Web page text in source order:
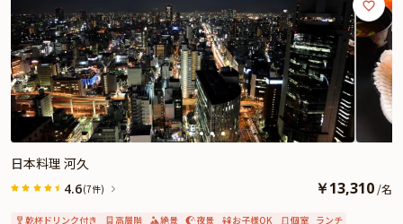
日本料理 河久
4.6(7件) ￥13,310 /名
乾杯ドリンク付き 高層階 絶景 夜景 お子様OK 個室 ランチ